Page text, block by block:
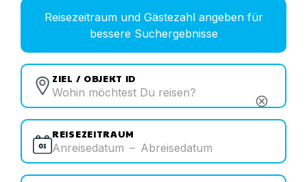
Reisezeitraum und Gästezahl angeben für
bessere Suchergebnisse
ZIEL / OBJEKT ID
cancel
REISEZEITRAUM
Anreisedatum – Abreisedatum